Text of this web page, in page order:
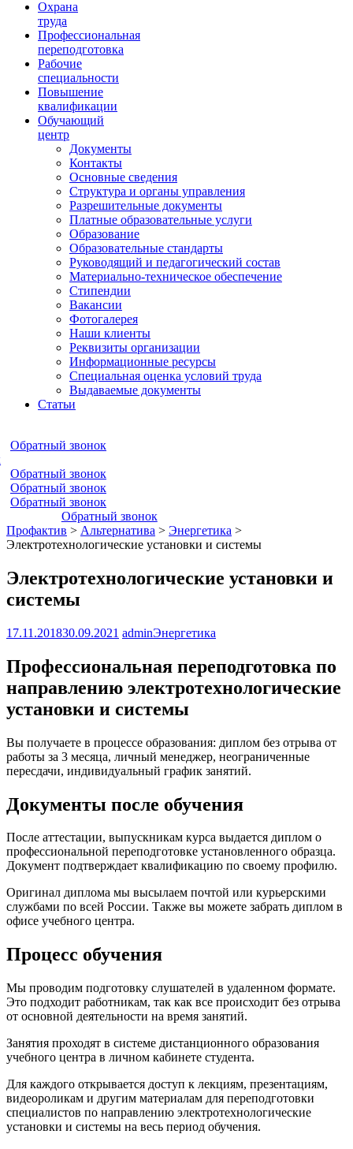
Ориентир охраны труда
Охрана
труда
Профессиональная
переподготовка
Рабочие
специальности
Повышение
квалификации
Обучающий
центр
Документы
Контакты
Основные сведения
Структура и органы управления
Разрешительные документы
Платные образовательные услуги
Образование
Образовательные стандарты
Руководящий и педагогический состав
Материально-техническое обеспечение
Стипендии
Вакансии
Фотогалерея
Наши клиенты
Реквизиты организации
Информационные ресурсы
Специальная оценка условий труда
Выдаваемые документы
Статьи
Обратный звонок
Обратный звонок
Обратный звонок
Обратный звонок
Обратный звонок
Профактив > Альтернатива > Энергетика >
Электротехнологические установки и системы
Электротехнологические установки и
системы
17.11.201830.09.2021 adminЭнергетика
Профессиональная переподготовка по
направлению электротехнологические
установки и системы
Вы получаете в процессе образования: диплом без отрыва от
работы за 3 месяца, личный менеджер, неограниченные
пересдачи, индивидуальный график занятий.
Документы после обучения
После аттестации, выпускникам курса выдается диплом о
профессиональной переподготовке установленного образца.
Документ подтверждает квалификацию по своему профилю.
Оригинал диплома мы высылаем почтой или курьерскими
службами по всей России. Также вы можете забрать диплом в
офисе учебного центра.
Процесс обучения
Мы проводим подготовку слушателей в удаленном формате.
Это подходит работникам, так как все происходит без отрыва
от основной деятельности на время занятий.
Занятия проходят в системе дистанционного образования
учебного центра в личном кабинете студента.
Для каждого открывается доступ к лекциям, презентациям,
видеороликам и другим материалам для переподготовки
специалистов по направлению электротехнологические
установки и системы на весь период обучения.